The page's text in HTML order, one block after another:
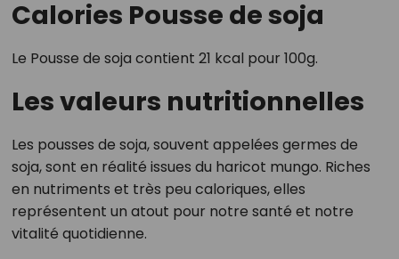
Calories Pousse de soja
Le Pousse de soja contient 21 kcal pour 100g.
Les valeurs nutritionnelles
Les pousses de soja, souvent appelées germes de
soja, sont en réalité issues du haricot mungo. Riches
en nutriments et très peu caloriques, elles
représentent un atout pour notre santé et notre
vitalité quotidienne.